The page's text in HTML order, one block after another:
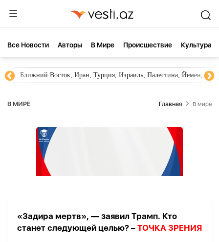
Все Новости Aвторы В Мире Происшествие Культура
Ближний Восток, Иран, Турция, Израиль, Палестина, Йемен,
В МИРЕ Главная В мире
«Задира мертв», — заявил Трамп. Кто
станет следующей целью? – ТОЧКА ЗРЕНИЯ